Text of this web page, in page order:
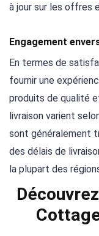
à jour sur les offres
Engagement
En termes de
fournir une
produits de qualité
livraison varient
sont généralement
des délais de
la plupart des